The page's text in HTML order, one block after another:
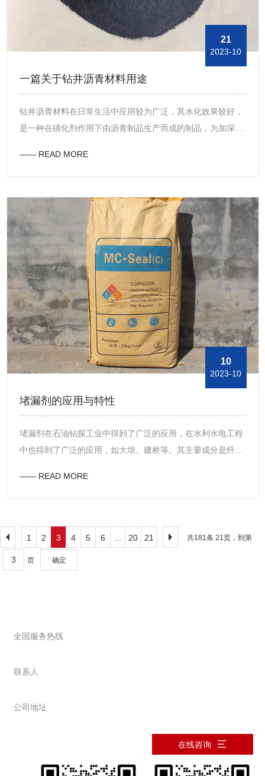
饼，所述滤饼随后被压紧以阻塞所述泄漏路径，并且所述大泄
漏封堵材料包括可渗透材料、纤维材料、硅藻土、多孔惰性材
料、助滤剂和聚结剂。此外，在堵漏剂的应用过程中，还采用
了一种软质和硬质的塞子堵漏材料，该堵漏材料通过所形成的
非流动的粘性物质来密封泄漏层，该软质和硬质的塞子堵漏材
21
2023-10
一篇关于钻井沥青材料用途
钻井沥青材料在日常生活中应用较为广泛，其水化效果较好，
是一种在磺化剂作用下由沥青制品生产而成的制品，为加深对
述产物还可以用于填充或密封裂纹。其次，由于钻井沥青材料
具有多种功能，例如润滑、坍塌防止、抑制和堵漏以及减少阻
力，所以在钻探工业中广泛使用该产品，并且通过使用该产
品，能够有效地提供润滑和减少阻力的效果，由此能够减少钻
探工具的升降能力，并且能够通过这种方式防止或避免与卡钻
发生接触。此外，在钻探工业中，在使用钻井沥青材料之后，
可形成相对硬的泥饼，同时可加强井筒壁，并可控制在高温下
的水损失，并且还可在使用所述产物时与其他泥浆组合。
—— READ MORE
10
2023-10
堵漏剂的应用与特性
堵漏剂在石油钻探工业中得到了广泛的应用，在水利水电工程
中也得到了广泛的应用，如大坝、建桥等。其主要成分是纤维
的密封性能和高的速度，将其与浆料混合再循环，可以减少浆
料的滤失量，同时提高浆料漂洗液的质量，而不会损害浆料的
特性。 其次，堵漏剂通常在施用后约30分钟起作用，并且在
复合防渗剂与粘土以对应的比例混合以形成防渗浆料，所述防
开，然后将堵漏剂送入所述孔中，用于静态、循环、或压力下
—— READ MORE
1 2 3 4 5 6 ... 20 21 共181条 21页，到第
页 确定
全国服务热线
联系人
公司地址
在线咨询